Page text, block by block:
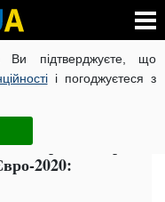
Ви підтверджуєте, що
і погоджуєтеся з
КОРОНАВІРУС В УКРАЇНІ
ЧИТАТЬ НА РУССКОМ
гравця перед
2020: